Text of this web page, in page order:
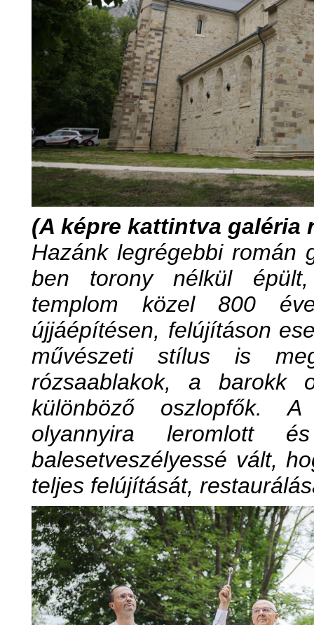
(A képre kattintva galéria
Hazánk legrégebbi román
ben torony nélkül épült,
templom közel 800
újjáépítésen, felújításon
művészeti stílus is
rózsaablakok, a barokk
különböző oszlopfők.
olyannyira leromlott
balesetveszélyessé vált,
teljes felújítását,